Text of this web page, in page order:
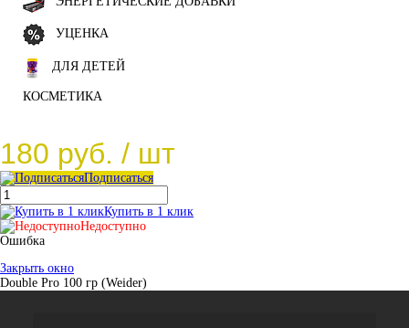
УЦЕНКА
ДЛЯ ДЕТЕЙ
КОСМЕТИКА
180 руб. / шт
Подписаться
Купить в 1 клик
Недоступно
Ошибка
Закрыть окно
Double Pro 100 гр (Weider)